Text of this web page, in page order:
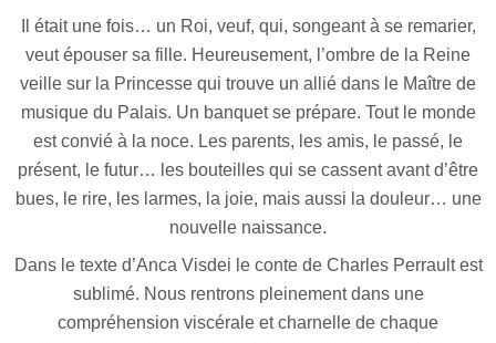
Il était une fois… un Roi, veuf, qui, songeant à se remarier,
veut épouser sa fille. Heureusement, l’ombre de la Reine
veille sur la Princesse qui trouve un allié dans le Maître de
musique du Palais. Un banquet se prépare. Tout le monde
est convié à la noce. Les parents, les amis, le passé, le
présent, le futur… les bouteilles qui se cassent avant d’être
bues, le rire, les larmes, la joie, mais aussi la douleur… une
nouvelle naissance.
Dans le texte d’Anca Visdei le conte de Charles Perrault est
sublimé. Nous rentrons pleinement dans une
compréhension viscérale et charnelle de chaque